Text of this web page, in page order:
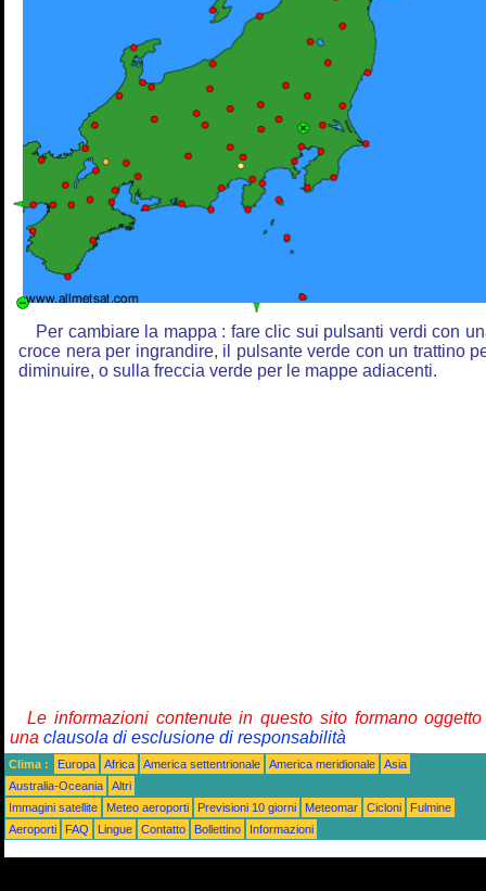
Per cambiare la mappa : fare clic sui pulsanti verdi con
croce nera per ingrandire, il pulsante verde con un trattino
diminuire, o sulla freccia verde per le mappe adiacenti.
Le informazioni contenute in questo sito formano
una clausola di esclusione di responsabilità
Clima : Europa Africa America settentrionale America meridionale
Asia
Australia-Oceania
Altri
Immagini satellite
Meteo aeroporti Previsioni 10 giorni Meteomar Cicloni
Fulmine
Aeroporti
FAQ Lingue Contatto Bollettino Informazioni